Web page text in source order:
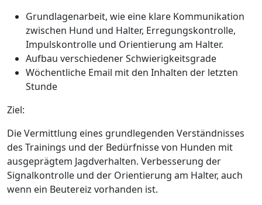
Grundlagenarbeit, wie eine klare Kommunikation
zwischen Hund und Halter, Erregungskontrolle,
Impulskontrolle und Orientierung am Halter.
Aufbau verschiedener Schwierigkeitsgrade
Wöchentliche Email mit den Inhalten der letzten
Stunde
Ziel:
Die Vermittlung eines grundlegenden Verständnisses
des Trainings und der Bedürfnisse von Hunden mit
ausgeprägtem Jagdverhalten. Verbesserung der
Signalkontrolle und der Orientierung am Halter, auch
wenn ein Beutereiz vorhanden ist.